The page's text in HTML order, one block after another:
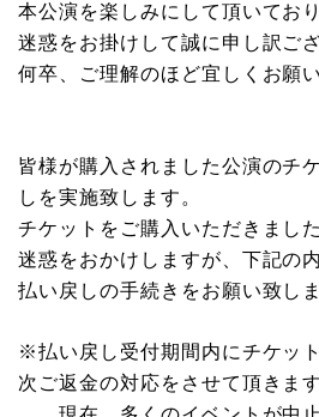
本公演を楽しみにして頂いてお
迷惑をお掛けして誠に申し訳ご
何卒、ご理解のほど宜しくお願
皆様が購入されました公演のチ
しを実施致します。
チケットをご購入いただきまし
迷惑をおかけしますが、下記の
払い戻しの手続きをお願い致しま
※払い戻し受付期間内にチケッ
次ご返金の対応をさせて頂きます